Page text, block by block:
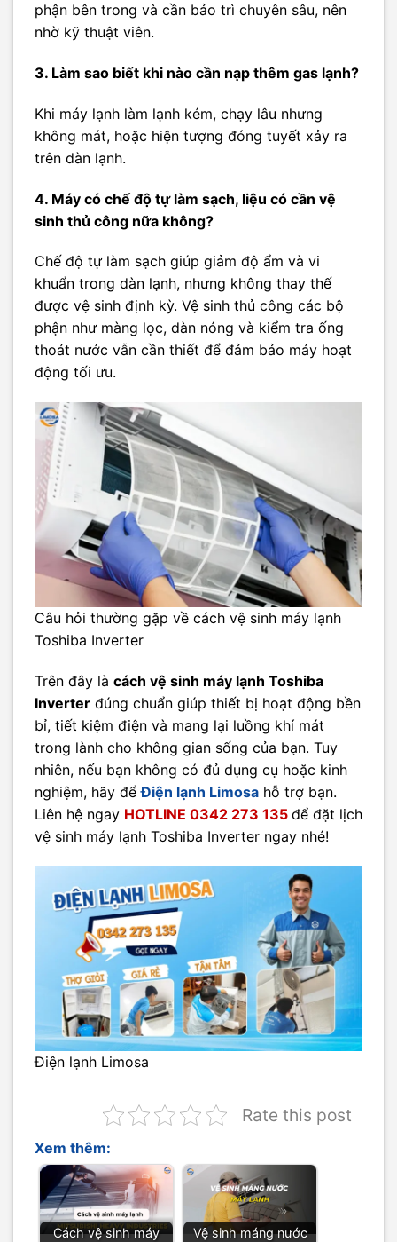
phận bên trong và cần bảo trì chuyên sâu, nên
nhờ kỹ thuật viên.
3. Làm sao biết khi nào cần nạp thêm gas lạnh?
Khi máy lạnh làm lạnh kém, chạy lâu nhưng
không mát, hoặc hiện tượng đóng tuyết xảy ra
trên dàn lạnh.
4. Máy có chế độ tự làm sạch, liệu có cần vệ
sinh thủ công nữa không?
Chế độ tự làm sạch giúp giảm độ ẩm và vi
khuẩn trong dàn lạnh, nhưng không thay thế
được vệ sinh định kỳ. Vệ sinh thủ công các bộ
phận như màng lọc, dàn nóng và kiểm tra ống
thoát nước vẫn cần thiết để đảm bảo máy hoạt
động tối ưu.
Câu hỏi thường gặp về cách vệ sinh máy lạnh
Toshiba Inverter
Trên đây là cách vệ sinh máy lạnh Toshiba
Inverter đúng chuẩn giúp thiết bị hoạt động bền
bỉ, tiết kiệm điện và mang lại luồng khí mát
trong lành cho không gian sống của bạn. Tuy
nhiên, nếu bạn không có đủ dụng cụ hoặc kinh
nghiệm, hãy đểĐiện lạnh Limosa hỗ trợ bạn.
Liên hệ ngay HOTLINE 0342 273 135 để đặt lịch
vệ sinh máy lạnh Toshiba Inverter ngay nhé!
Điện lạnh Limosa
Rate this post
Xem thêm:
Cách vệ sinh máy
Vệ sinh máng nước